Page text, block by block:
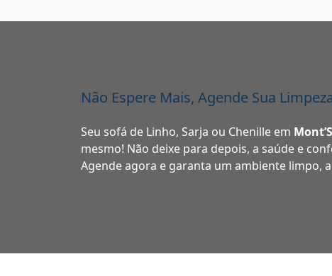
Não Espere Mais, Agende Sua
Seu sofá de Linho, Sarja ou Chenille em
mesmo! Não deixe para depois, a saúde e
Agende agora e garanta um ambiente limpo,